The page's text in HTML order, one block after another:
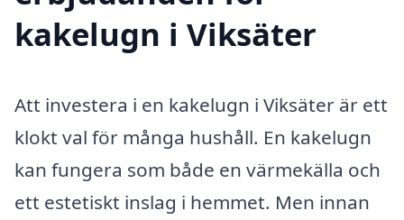
kakelugn i Viksäter
Att investera i en kakelugn i Viksäter är ett
klokt val för många hushåll. En kakelugn
kan fungera som både en värmekälla och
ett estetiskt inslag i hemmet. Men innan